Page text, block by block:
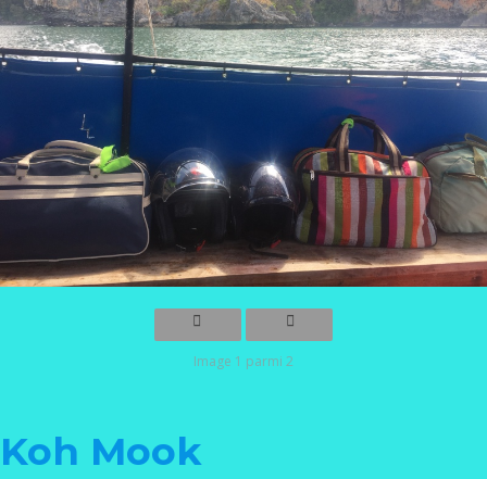
Image 1 parmi 2
Koh Mook